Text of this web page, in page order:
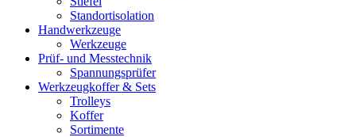
Standortisolation
Handwerkzeuge
Werkzeuge
Prüf- und Messtechnik
Spannungsprüfer
Werkzeugkoffer & Sets
Trolleys
Koffer
Sortimente